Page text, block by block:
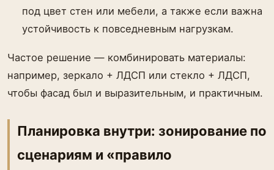
под цвет стен или мебели, а также если важна
устойчивость к повседневным нагрузкам.
Частое решение — комбинировать материалы:
например, зеркало + ЛДСП или стекло + ЛДСП,
чтобы фасад был и выразительным, и практичным.
Планировка внутри: зонирование по
сценариям и «правило